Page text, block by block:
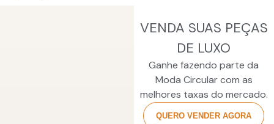
VENDA SUAS PEÇAS
DE LUXO
Ganhe fazendo parte da
Moda Circular com as
melhores taxas do mercado.
QUERO VENDER AGORA